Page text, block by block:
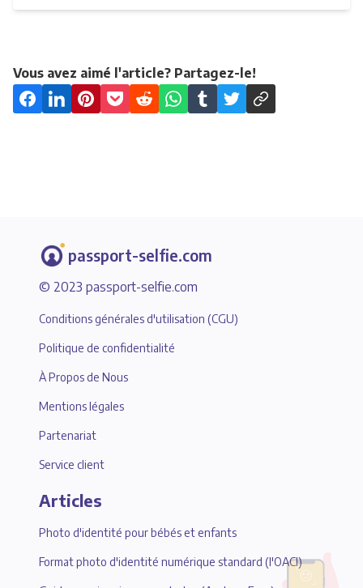
Vous avez aimé l'article? Partagez-le!
passport-selfie.com
© 2023 passport-selfie.com
Conditions générales d'utilisation (CGU)
Politique de confidentialité
À Propos de Nous
Mentions légales
Partenariat
Service client
Articles
Photo d'identité pour bébés et enfants
Format photo d'identité numérique standard (l'OACI)